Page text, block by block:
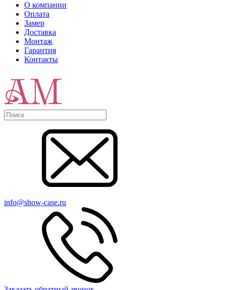
О компании
Оплата
Замер
Доставка
Монтаж
Гарантия
Контакты
info@show-case.ru